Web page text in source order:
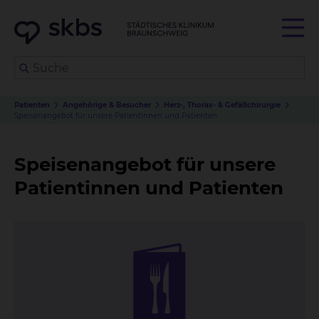
Patienten Angehörige & Besucher
Herz-, Thorax- & Gefäßchirurgie
Speisenangebot für unsere Patientinnen und Patienten
Speisenangebot für unsere
Patientinnen und Patienten